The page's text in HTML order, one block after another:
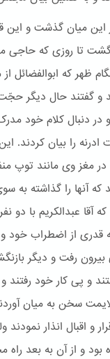
گذشت و این
تا روزی که حاجی
ظهر که ابوالفضائل
و گفتند حال دیگر حجّت
در دنبال کلام خود
ادرنه را بیان کردند.
در مغز وی مانند توپ
آنها را گذاشته به
آقا عبدالکریم با دو
قدری از اضطراب خود و
بیرون رفت و دیگر
و پی کار خود رفتند و
سخن به میان
و اقبال انذار
و از آن به بعد راه